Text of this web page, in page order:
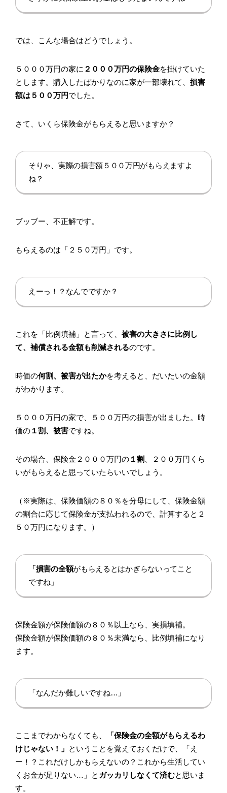
では、こんな場合はどうでしょう。
５０００万円の家に ２０００万円の保険金を掛けていた
とします。購入したばかりなのに家が一部壊れて、 損害
額は５００万円でした。
さて、いくら保険金がもらえると思いますか？
そりゃ、実際の損害額５００万円がもらえますよ
ね？
ブッブー、不正解です。
もらえるのは「２５０万円」です。
えーっ！？なんでですか？
これを「比例填補」と言って、 被害の大きさに比例し
て、補償される金額も削減されるのです。
時価の何割、被害が出たかを考えると、だいたいの金額
がわかります。
５０００万円の家で、５００万円の損害が出ました。時
価の １割、被害ですね。
その場合、保険金２０００万円の １割
、２００万円くら
いがもらえると思っていたらいいでしょう。
（※実際は、保険価額の８０％を分母にして、保険金額
の割合に応じて保険金が支払われるので、計算すると２
５０万円になります。）
「損害の全額がもらえるとはかぎらないってこと
ですね」
保険金額が保険価額の８０％以上なら、実損填補。
保険金額が保険価額の８０％未満なら、比例填補になり
ます。
「なんだか難しいですね…」
ここまでわからなくても、
「保険金の全額がもらえるわ
けじゃない！」 ということを覚えておくだけで、「え
ー！？これだけしかもらえないの？これから生活してい
くお金が足りない…」と ガッカリしなくて済むと思いま
す。